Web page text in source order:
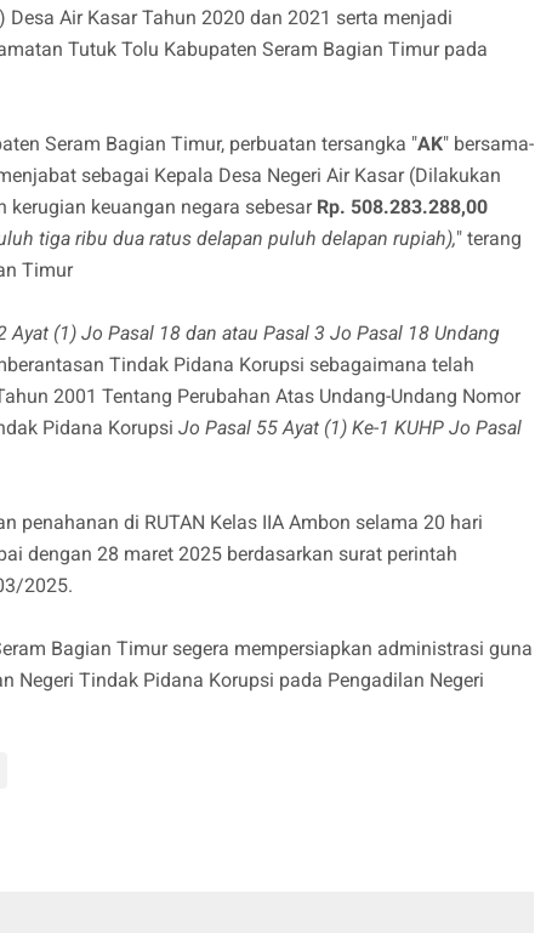
Air Kasar Tahun 2020 dan 2021 serta menjadi
Tutuk Tolu Kabupaten Seram Bagian Timur pada
Seram Bagian Timur, perbuatan tersangka "AK" bersama-
sebagai Kepala Desa Negeri Air Kasar (Dilakukan
keuangan negara sebesar Rp. 508.283.288,00
tiga ribu dua ratus delapan puluh delapan rupiah)," terang
Timur
Ayat (1) Jo Pasal 18 dan atau Pasal 3 Jo Pasal 18 Undang
Tindak Pidana Korupsi sebagaimana telah
2001 Tentang Perubahan Atas Undang-Undang Nomor
Pidana Korupsi Jo Pasal 55 Ayat (1) Ke-1 KUHP Jo Pasal
penahanan di RUTAN Kelas IIA Ambon selama 20 hari
dengan 28 maret 2025 berdasarkan surat perintah
2025.
Bagian Timur segera mempersiapkan administrasi guna
Negeri Tindak Pidana Korupsi pada Pengadilan Negeri